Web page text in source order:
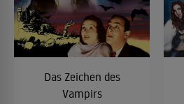
Das Zeichen des
Vampirs